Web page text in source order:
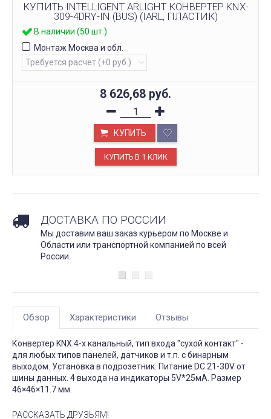
КУПИТЬ INTELLIGENT ARLIGHT КОНВЕРТЕР KNX-
309-4DRY-IN (BUS) (IARL, ПЛАСТИК)
В наличии (50 шт.)
Монтаж Москва и обл.
8 626,68 руб.
КУПИТЬ
ДОСТАВКА ПО РОССИИ
Мы доставим ваш заказ курьером по Москве и
Области или транспортной компанией по всей
России.
Обзор Характеристики Отзывы
Конвертер KNX 4-х канальный, тип входа "сухой контакт" -
для любых типов панелей, датчиков и т.п. с бинарным
выходом. Установка в подрозетник. Питание DC 21-30V от
шины данных. 4 выхода на индикаторы 5V*25мА. Размер
46×46×11.7 мм.
РАССКАЗАТЬ ДРУЗЬЯМ!